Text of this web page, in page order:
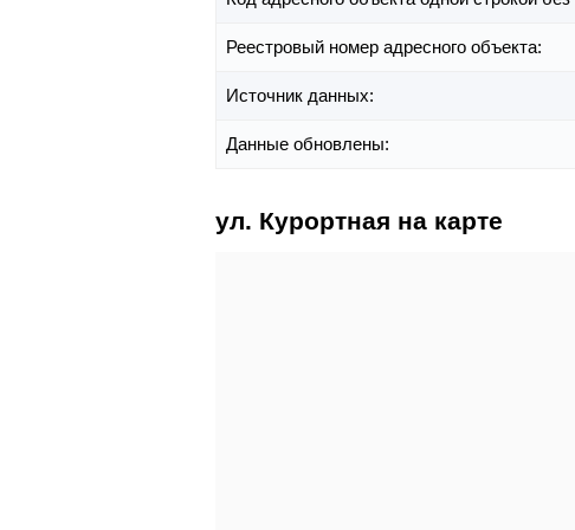
Реестровый номер адресного объекта:
Источник данных:
Данные обновлены:
ул. Курортная на карте